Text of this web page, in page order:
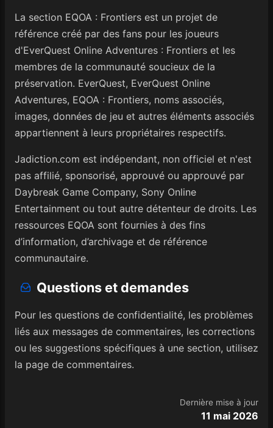
La section EQOA : Frontiers est un projet de
référence créé par des fans pour les joueurs
d'EverQuest Online Adventures : Frontiers et les
membres de la communauté soucieux de la
préservation. EverQuest, EverQuest Online
Adventures, EQOA : Frontiers, noms associés,
images, données de jeu et autres éléments associés
appartiennent à leurs propriétaires respectifs.
Jadiction.com est indépendant, non officiel et n'est
pas affilié, sponsorisé, approuvé ou approuvé par
Daybreak Game Company, Sony Online
Entertainment ou tout autre détenteur de droits. Les
ressources EQOA sont fournies à des fins
d’information, d’archivage et de référence
communautaire.
Questions et demandes
Pour les questions de confidentialité, les problèmes
liés aux messages de commentaires, les corrections
ou les suggestions spécifiques à une section, utilisez
la page de commentaires.
Dernière mise à jour
11 mai 2026